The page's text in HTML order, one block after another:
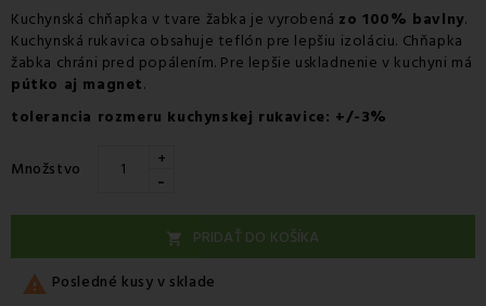
Pondelok 10.08-Osobný odber v odbernom mieste
GLS
Kuchynská chňapka v tvare žabka je vyrobená zo 100% bavlny.
Kuchynská rukavica obsahuje teflón pre lepšiu izoláciu. Chňapka
žabka chráni pred popálením. Pre lepšie uskladnenie v kuchyni má
pútko aj magnet.
tolerancia rozmeru kuchynskej rukavice: +/-3%
Množstvo +
-
 PRIDAŤ DO KOŠÍKA
 Posledné kusy v sklade